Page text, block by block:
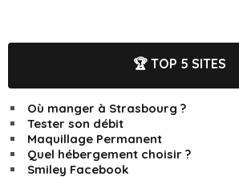
🏆 TOP 5 SITES
Où manger à Strasbourg ?
Tester son débit
Maquillage Permanent
Quel hébergement choisir ?
Smiley Facebook